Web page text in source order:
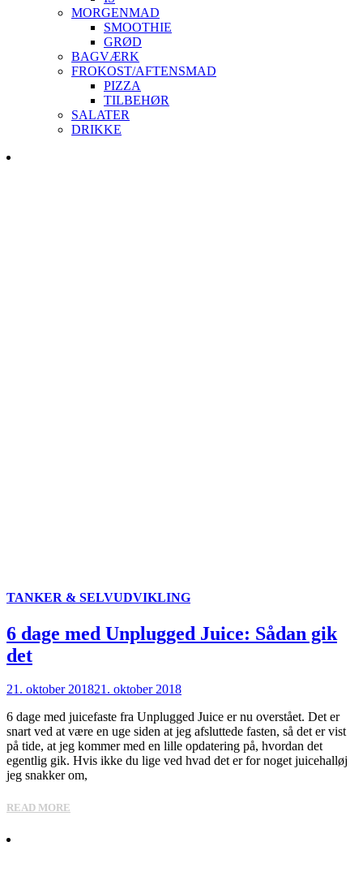
MORGENMAD
SMOOTHIE
GRØD
BAGVÆRK
FROKOST/AFTENSMAD
PIZZA
TILBEHØR
SALATER
DRIKKE
Skip
TANKER & SELVUDVIKLING
6 dage med Unplugged Juice: Sådan gik
det
21. oktober 201821. oktober 2018
6 dage med juicefaste fra Unplugged Juice er nu overstået. Det er
snart ved at være en uge siden at jeg afsluttede fasten, så det er vist
på tide, at jeg kommer med en lille opdatering på, hvordan det
egentlig gik. Hvis ikke du lige ved hvad det er for noget juicehalløj
jeg snakker om,
READ MORE